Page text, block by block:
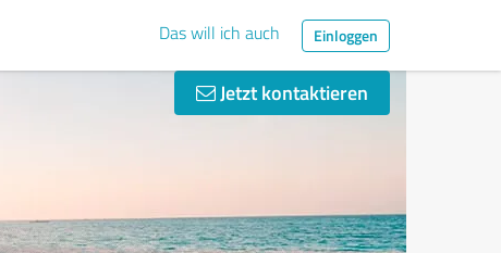
Das will ich auch Einloggen
Jetzt kontaktieren